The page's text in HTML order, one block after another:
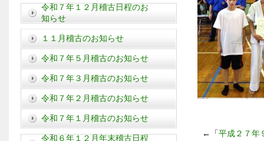
←「平成２７
令和７年１２月稽古日程のお
知らせ
１１月稽古のお知らせ
令和７年５月稽古のお知らせ
令和７年３月稽古のお知らせ
令和７年２月稽古のお知らせ
令和７年１月稽古のお知らせ
令和６年１２月年末稽古日程